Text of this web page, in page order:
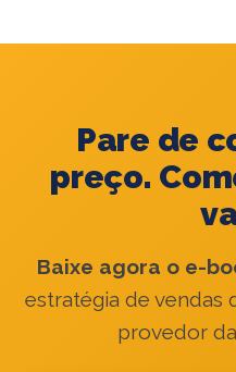
Pare de
preço.
Baixe agora o e-
estratégia de vendas
provedor